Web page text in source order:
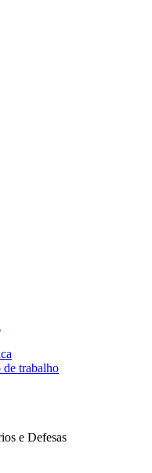
trabalho
e Defesas